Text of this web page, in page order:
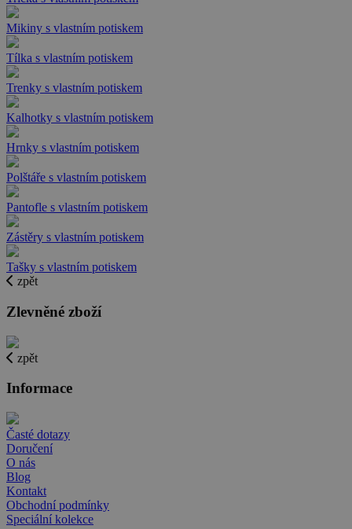
Mikiny s vlastním potiskem
Tílka s vlastním potiskem
Trenky s vlastním potiskem
Kalhotky s vlastním potiskem
Hrnky s vlastním potiskem
Polštáře s vlastním potiskem
Pantofle s vlastním potiskem
Zástěry s vlastním potiskem
Tašky s vlastním potiskem
zpět
Zlevněné zboží
zpět
Informace
Časté dotazy
Doručení
O nás
Blog
Kontakt
Obchodní podmínky
Speciální kolekce